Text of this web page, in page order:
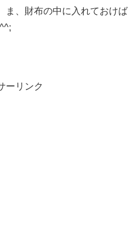
ま、財布の中に入れておけば
ーリンク